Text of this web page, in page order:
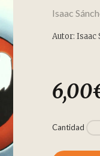
Isaac
Autor: Isaac
6,00
Cantidad